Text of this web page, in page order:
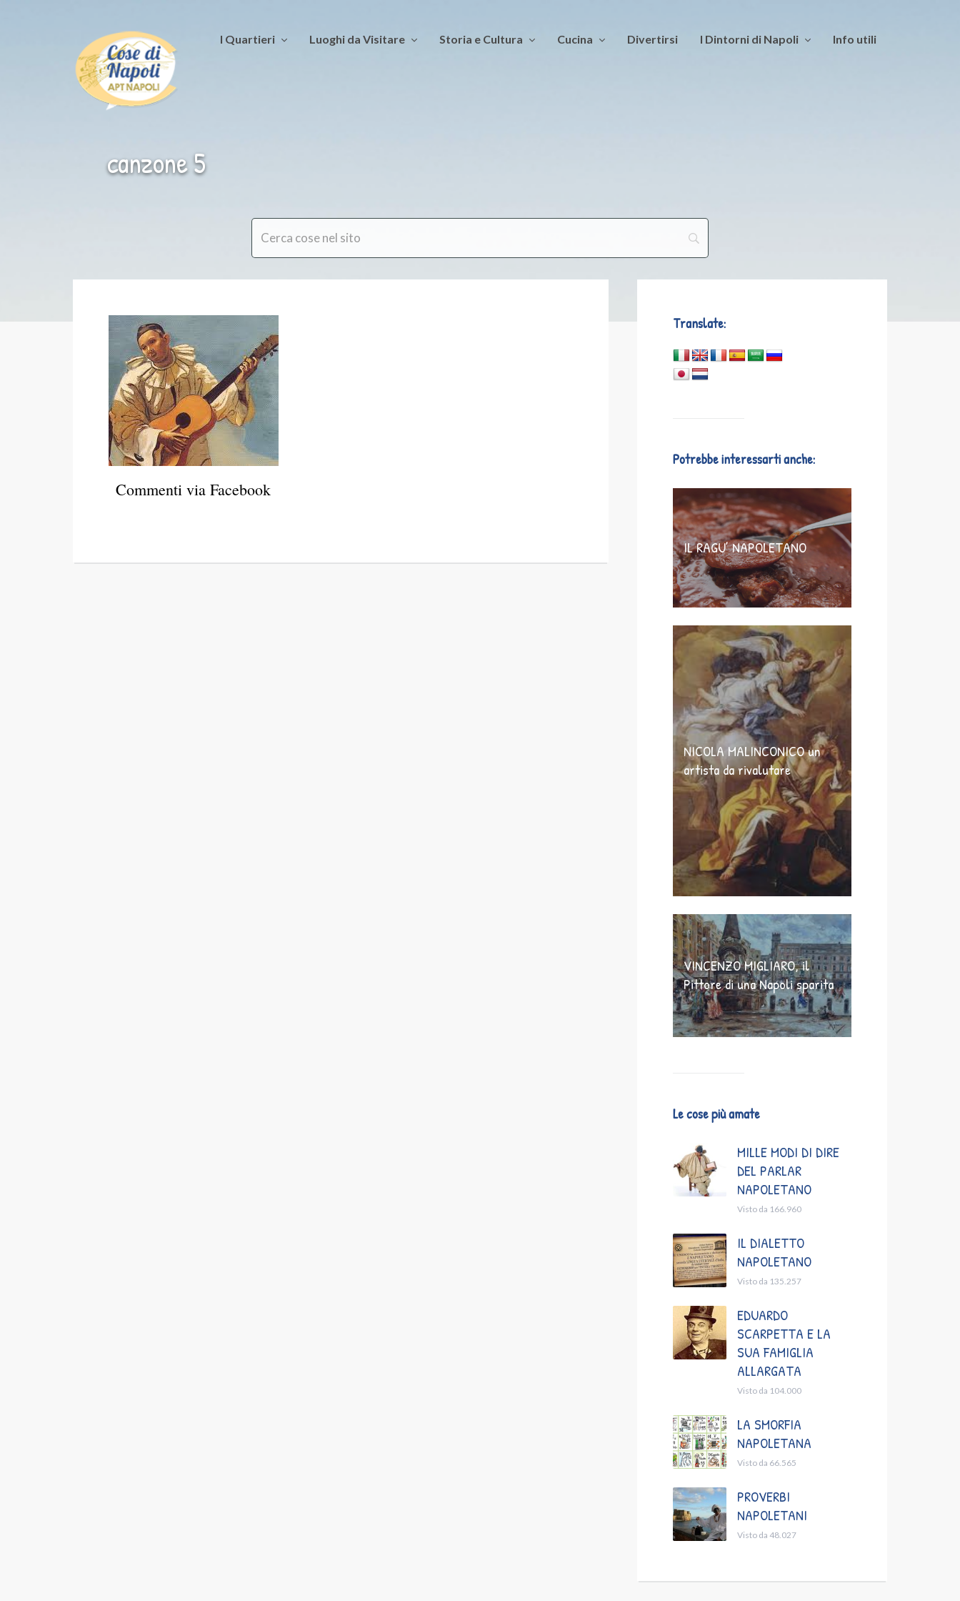
I Quartieri Luoghi da Visitare Storia e Cultura Cucina Divertirsi I Dintorni di Napoli Info utili
canzone 5
Commenti via Facebook
Translate:
Potrebbe interessarti anche:
IL RAGU’ NAPOLETANO
NICOLA MALINCONICO un
artista da rivalutare
VINCENZO MIGLIARO, il
Pittore di una Napoli sparita
Le cose più amate
MILLE MODI DI DIRE
DEL PARLAR
NAPOLETANO
Visto da 166.960
IL DIALETTO
NAPOLETANO
Visto da 135.257
EDUARDO
SCARPETTA E LA
SUA FAMIGLIA
ALLARGATA
Visto da 104.000
LA SMORFIA
NAPOLETANA
Visto da 66.565
PROVERBI
NAPOLETANI
Visto da 48.027